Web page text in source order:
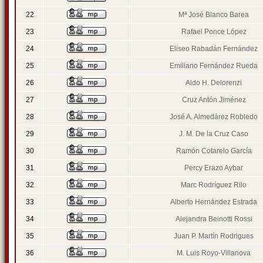
22 Mª José Blanco Barea
23 Rafael Ponce López
24 Eliseo Rabadán Fernández
25 Emiliano Fernández Rueda
26 Aldo H. Delorenzi
27 Cruz Antón Jiménez
28 José A. Almedárez Robledo
29 J. M. De la Cruz Caso
30 Ramón Cotarelo García
31 Percy Erazo Aybar
32 Marc Rodríguez Rilo
33 Alberto Hernández Estrada
34 Alejandra Beinotti Rossi
35 Juan P. Martín Rodrigues
36 M. Luis Royo-Villanova